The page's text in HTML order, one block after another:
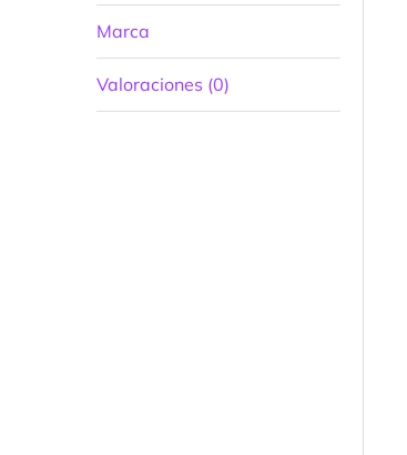
Marca
Valoraciones (0)